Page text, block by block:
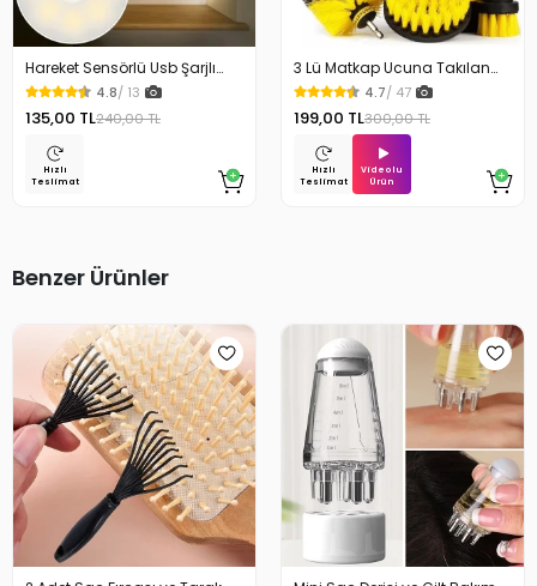
Hareket Sensörlü Usb Şarjlı
Beyaz Led Işık Lamba
4.8/ 13
135,00 TL240,00 TL
Hızlı
Teslimat
3 Lü Matkap Ucuna Takılan
Temizlik Fırça Seti
4.7/ 47
199,00 TL300,00 TL
Hızlı
Teslimat
Videolu
Ürün
Benzer Ürünler